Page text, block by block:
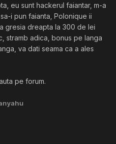
eu sunt hackerul faiantar, m-a
i pun faianta, Polonique ii
gresia dreapta la 300 de lei
stramb adica, bonus pe langa
va dati seama ca a ales
pe forum.